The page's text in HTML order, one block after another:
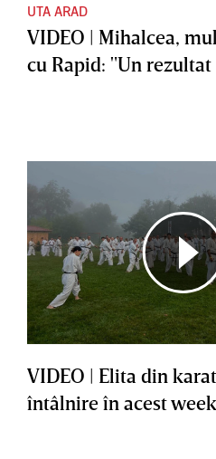
UTA ARAD
VIDEO | Mihalcea,
cu Rapid: "Un
VIDEO | Elita din
întâlnire în acest